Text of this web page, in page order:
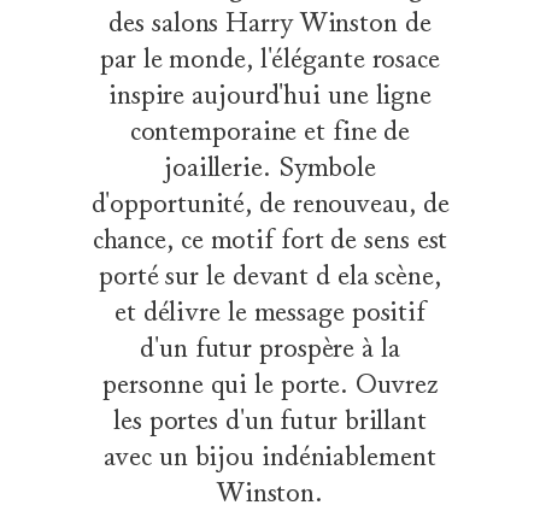
des salons Harry Winston de
par le monde, l'élégante rosace
inspire aujourd'hui une ligne
contemporaine et fine de
joaillerie. Symbole
d'opportunité, de renouveau, de
chance, ce motif fort de sens est
porté sur le devant d ela scène,
et délivre le message positif
d'un futur prospère à la
personne qui le porte. Ouvrez
les portes d'un futur brillant
avec un bijou indéniablement
Winston.